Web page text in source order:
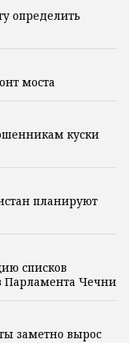
определить
моста
куски
планируют
списков
Парламента Чечни
заметно вырос